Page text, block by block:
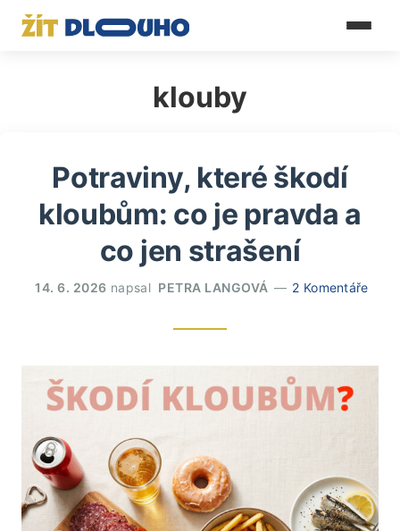
klouby
Potraviny, které škodí
kloubům: co je pravda a
co jen strašení
14. 6. 2026 napsal PETRA LANGOVÁ 2 Komentáře